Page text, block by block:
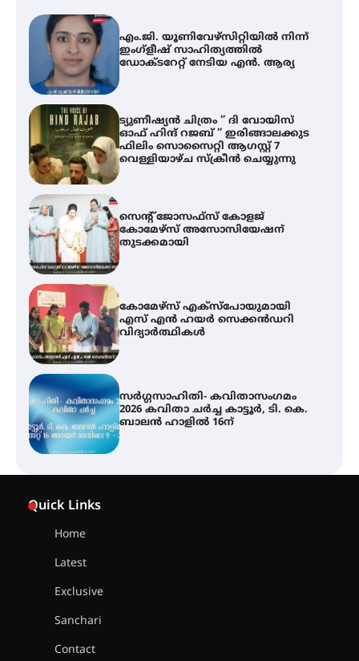
എം.ജി. യൂണിവേഴ്‌സിറ്റിയിൽ നിന്ന്
ഇംഗ്ളീഷ് സാഹിത്യത്തിൽ
ഡോക്ടറേറ്റ് നേടിയ എൻ. ആര്യ
ട്യുണീഷ്യൻ ചിത്രം ” ദി വോയിസ്
ഓഫ് ഹിന്ദ് റജബ് ” ഇരിങ്ങാലക്കുട
ഫിലിം സൊസൈറ്റി ആഗസ്റ്റ് 7
വെള്ളിയാഴ്ച സ്‌ക്രീൻ ചെയ്യുന്നു
സെന്റ് ജോസഫ്സ് കോളജ്
കോമേഴ്‌സ് അസോസിയേഷന്
തുടക്കമായി
കോമേഴ്സ് എക്സ്പോയുമായി
എസ് എൻ ഹയർ സെക്കൻഡറി
വിദ്യാർത്ഥികൾ
സർഗ്ഗസാഹിതി- കവിതാസംഗമം
2026 കവിതാ ചർച്ച കാട്ടൂർ, ടി. കെ.
ബാലൻ ഹാളിൽ 16ന്
Quick Links
Home
Latest
Exclusive
Sanchari
Contact